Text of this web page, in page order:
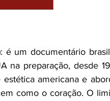
é um documentário
na preparação, desde
americana e
como o coração. O